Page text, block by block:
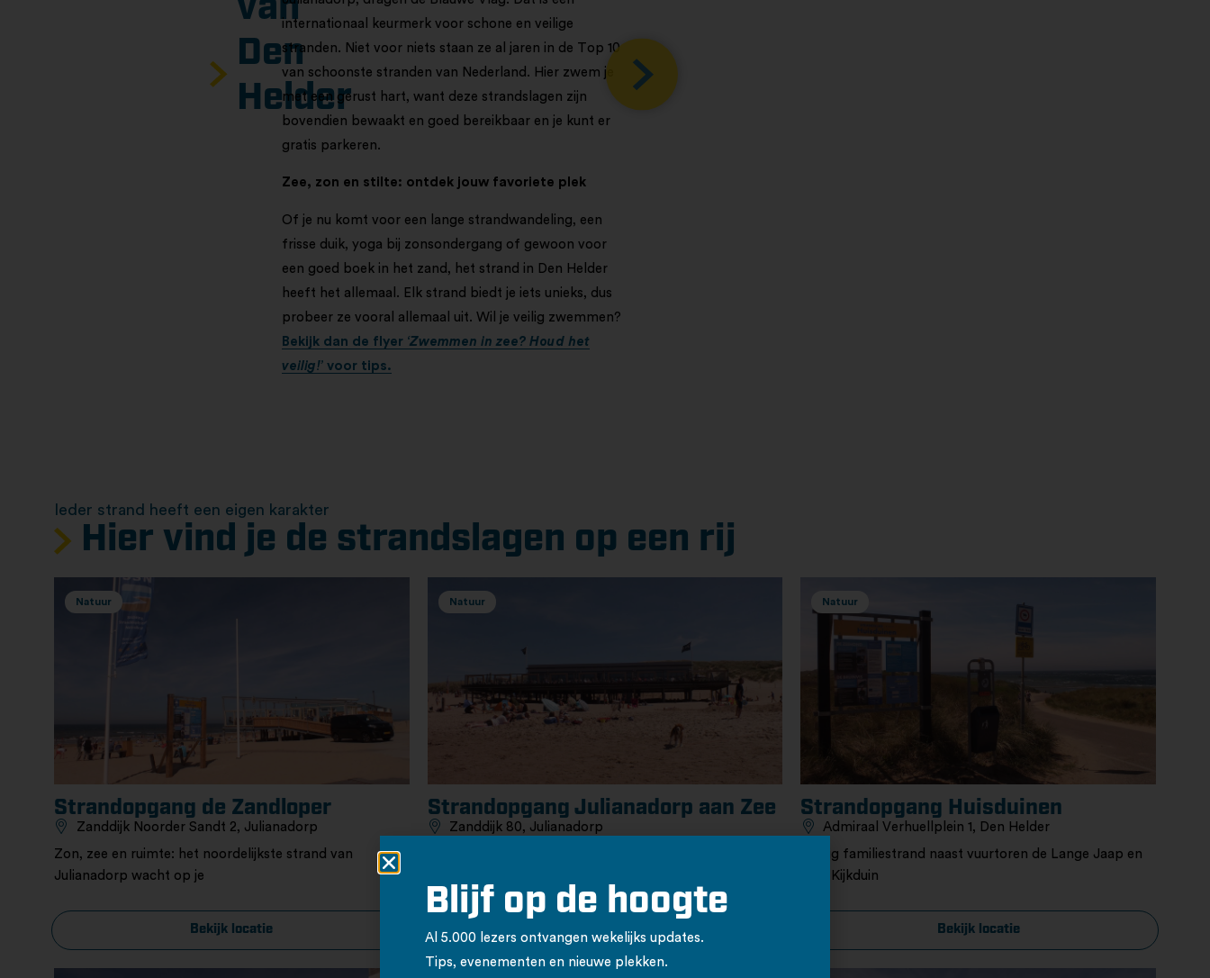
van
Den
Helder​
internationaal keurmerk voor schone en veilige
stranden. Niet voor niets staan ze al jaren in de Top 10
van schoonste stranden van Nederland. Hier zwem je
met een gerust hart, want deze strandslagen zijn
bovendien bewaakt en goed bereikbaar en je kunt er
gratis parkeren.
Zee, zon en stilte: ontdek jouw favoriete plek
Of je nu komt voor een lange strandwandeling, een
frisse duik, yoga bij zonsondergang of gewoon voor
een goed boek in het zand, het strand in Den Helder
heeft het allemaal. Elk strand biedt je iets unieks, dus
probeer ze vooral allemaal uit. Wil je veilig zwemmen?
Bekijk dan de flyer ‘Zwemmen in zee? Houd het
veilig!’voor tips.
Ieder strand heeft een eigen karakter
Hier vind je de strandslagen op een rij
Natuur
Strandopgang de Zandloper
Zanddijk Noorder Sandt 2, Julianadorp
Zon, zee en ruimte: het noordelijkste strand van
Julianadorp wacht op je
Bekijk locatie
Natuur
Strandopgang Julianadorp aan Zee
Zanddijk 80, Julianadorp
Bekijk locatie
Natuur
Strandopgang Huisduinen
Admiraal Verhuellplein 1, Den Helder
Rustig familiestrand naast vuurtoren de Lange Jaap en
Fort Kijkduin
Bekijk locatie
Blijf op de hoogte
Al 5.000 lezers ontvangen wekelijks updates.
Tips, evenementen en nieuwe plekken.